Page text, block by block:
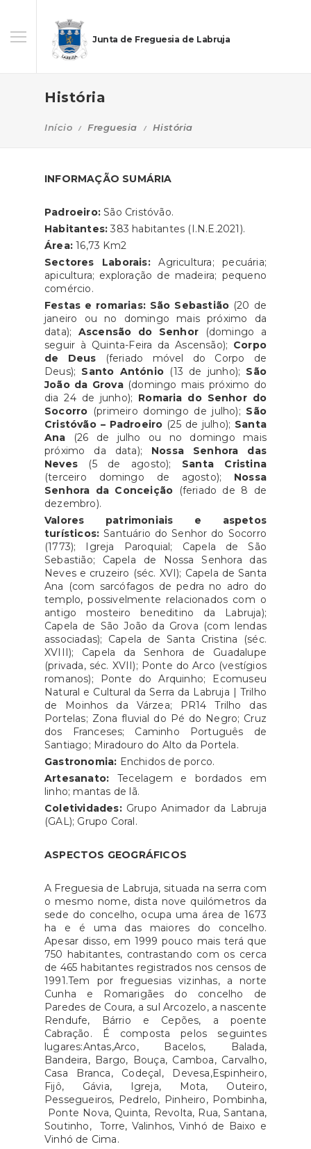
Junta de Freguesia de Labruja
História
Início Freguesia História
INFORMAÇÃO SUMÁRIA
Padroeiro: São Cristóvão.
Habitantes: 383 habitantes (I.N.E.2021).
Área: 16,73 Km2
Sectores Laborais:Agricultura; pecuária;
apicultura; exploração de madeira; pequeno
comércio.
Festas e romarias: São Sebastião (20 de
janeiro ou no domingo mais próximo da
data); Ascensão do Senhor (domingo a
seguir à Quinta-Feira da Ascensão); Corpo
de Deus (feriado móvel do Corpo de
Deus); Santo António (13 de junho); São
João da Grova (domingo mais próximo do
dia 24 de junho); Romaria do Senhor do
Socorro (primeiro domingo de julho); São
Cristóvão – Padroeiro (25 de julho); Santa
Ana (26 de julho ou no domingo mais
próximo da data); Nossa Senhora das
Neves (5 de agosto); Santa Cristina
(terceiro domingo de agosto); Nossa
Senhora da Conceição (feriado de 8 de
dezembro).
Valores patrimoniais e aspetos
turísticos: Santuário do Senhor do Socorro
(1773); Igreja Paroquial; Capela de São
Sebastião; Capela de Nossa Senhora das
Neves e cruzeiro (séc. XVI); Capela de Santa
Ana (com sarcófagos de pedra no adro do
templo, possivelmente relacionados com o
antigo mosteiro beneditino da Labruja);
Capela de São João da Grova (com lendas
associadas); Capela de Santa Cristina (séc.
XVIII); Capela da Senhora de Guadalupe
(privada, séc. XVII); Ponte do Arco (vestígios
romanos); Ponte do Arquinho; Ecomuseu
Natural e Cultural da Serra da Labruja | Trilho
de Moinhos da Várzea; PR14 Trilho das
Portelas; Zona fluvial do Pé do Negro; Cruz
dos Franceses; Caminho Português de
Santiago; Miradouro do Alto da Portela.
Gastronomia: Enchidos de porco.
Artesanato: Tecelagem e bordados em
linho; mantas de lã.
Coletividades: Grupo Animador da Labruja
(GAL); Grupo Coral.
ASPECTOS GEOGRÁFICOS
A Freguesia de Labruja, situada na serra com
o mesmo nome, dista nove quilómetros da
sede do concelho, ocupa uma área de 1673
ha e é uma das maiores do concelho.
Apesar disso, em 1999 pouco mais terá que
750 habitantes, contrastando com os cerca
de 465 habitantes registrados nos censos de
1991.Tem por freguesias vizinhas, a norte
Cunha e Romarigães do concelho de
Paredes de Coura, a sul Arcozelo, a nascente
Rendufe, Bárrio e Cepões, a poente
Cabração. É composta pelos seguintes
lugares:Antas,Arco, Bacelos, Balada,
Bandeira, Bargo, Bouça, Camboa, Carvalho,
Casa Branca, Codeçal, Devesa,Espinheiro,
Fijô, Gávia, Igreja, Mota, Outeiro,
Pessegueiros, Pedrelo, Pinheiro, Pombinha,
Ponte Nova, Quinta, Revolta, Rua, Santana,
Soutinho, Torre, Valinhos, Vinhó de Baixo e
Vinhó de Cima.